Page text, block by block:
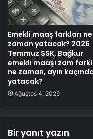
Emekli maaş farkları ne
zaman yatacak? 2026
Temmuz SSK, Bağkur
emekli maaşı zam
ne zaman, ayın kaçında
yatacak?
Ağustos 4, 2026
Bir yanıt yazın